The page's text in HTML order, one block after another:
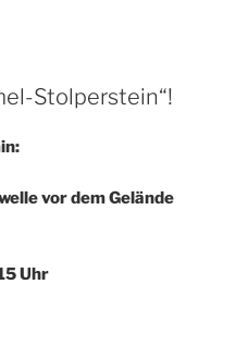
Stolperstein“!
vor dem Ge­län­de
Uhr